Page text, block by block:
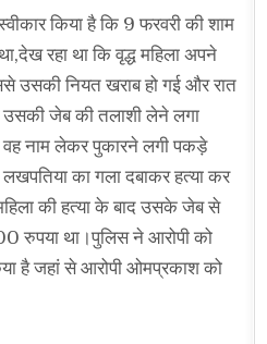
किया है कि 9 फरवरी की शाम
रहा था कि वृद्ध महिला अपने
उसकी नियत खराब हो गई और रात
उसकी जेब की तलाशी लेने लगा
वह नाम लेकर पुकारने लगी पकड़े
का गला दबाकर हत्या कर
महिला की हत्या के बाद उसके जेब से
रुपया था।पुलिस ने आरोपी को
है जहां से आरोपी ओमप्रकाश को